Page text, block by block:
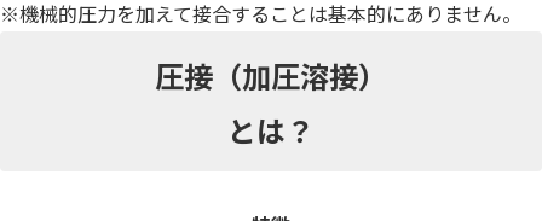
※機械的圧力を加えて接合することは基本的にありません。
圧接（加圧溶接）
とは？